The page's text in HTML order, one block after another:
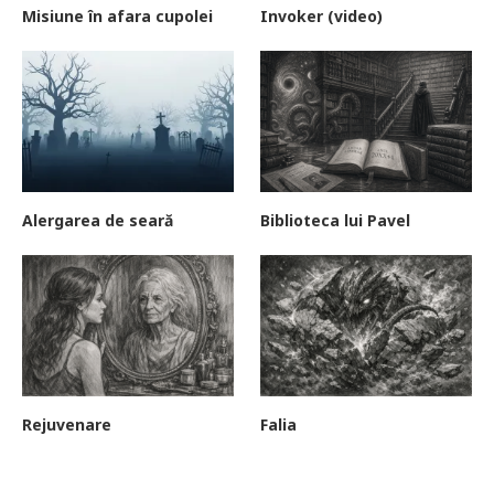
Misiune în afara cupolei Invoker (video)
Alergarea de seară Biblioteca lui Pavel
Rejuvenare Falia